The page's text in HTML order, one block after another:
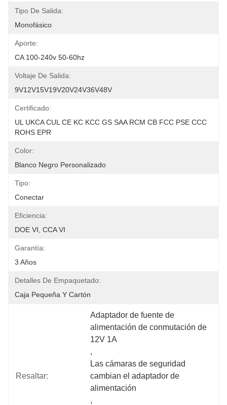
Tipo De Salida:
Monofásico
Aporte:
CA 100-240v 50-60hz
Voltaje De Salida:
9V12V15V19V20V24V36V48V
Certificado:
UL UKCA CUL CE KC KCC GS SAA RCM CB FCC PSE CCC
ROHS EPR
Color:
Blanco Negro Personalizado
Tipo:
Conectar
Eficiencia:
DOE VI, CCA VI
Garantía:
3 Años
Detalles De Empaquetado:
Caja Pequeña Y Cartón
Resaltar:
Adaptador de fuente de
alimentación de conmutación de
12V 1A
,
Las cámaras de seguridad
cambian el adaptador de
alimentación
,